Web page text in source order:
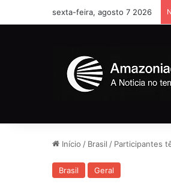
sexta-feira, agosto 7 2026
Início / Brasil / Participantes
Brasil Geral